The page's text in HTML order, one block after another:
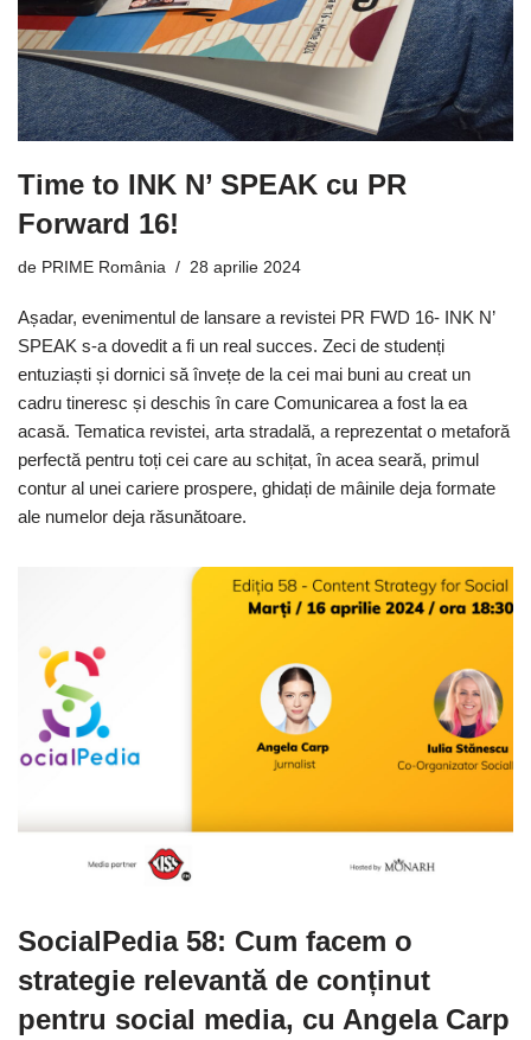
Time to INK N’ SPEAK cu PR
Forward 16!
de PRIME România 28 aprilie 2024
Așadar, evenimentul de lansare a revistei PR FWD 16- INK N’
SPEAK s-a dovedit a fi un real succes. Zeci de studenți
entuziaști și dornici să învețe de la cei mai buni au creat un
cadru tineresc și deschis în care Comunicarea a fost la ea
acasă. Tematica revistei, arta stradală, a reprezentat o metaforă
perfectă pentru toți cei care au schițat, în acea seară, primul
contur al unei cariere prospere, ghidați de mâinile deja formate
ale numelor deja răsunătoare.
SocialPedia 58: Cum facem o
strategie relevantă de conținut
pentru social media, cu Angela Carp